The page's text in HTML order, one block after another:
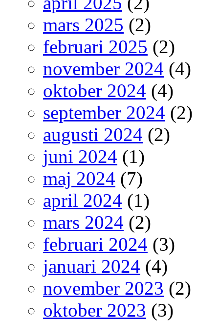
mars 2025 (2)
februari 2025 (2)
november 2024 (4)
oktober 2024 (4)
september 2024 (2)
augusti 2024 (2)
juni 2024 (1)
maj 2024 (7)
april 2024 (1)
mars 2024 (2)
februari 2024 (3)
januari 2024 (4)
november 2023 (2)
oktober 2023 (3)